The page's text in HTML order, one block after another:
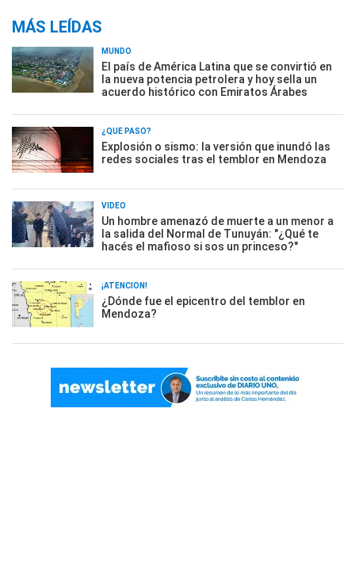
MÁS LEÍDAS
MUNDO
El país de América Latina que se convirtió en
la nueva potencia petrolera y hoy sella un
acuerdo histórico con Emiratos Árabes
¿QUÉ PASÓ?
Explosión o sismo: la versión que inundó las
redes sociales tras el temblor en Mendoza
VIDEO
Un hombre amenazó de muerte a un menor a
la salida del Normal de Tunuyán: "¿Qué te
hacés el mafioso si sos un princeso?"
¡ATENCIÓN!
¿Dónde fue el epicentro del temblor en
Mendoza?